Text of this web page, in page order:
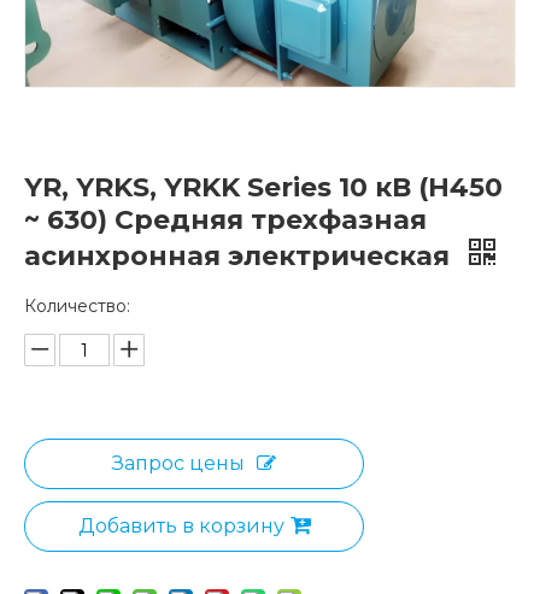
YR, YRKS, YRKK Series 10 кВ (H450
~ 630) Средняя трехфазная
асинхронная электрическая
Количество:
Запрос цены
Добавить в корзину